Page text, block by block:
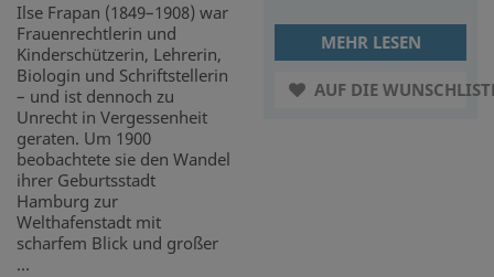
Ilse Frapan (1849–1908) war
Frauenrechtlerin und
Kinderschützerin, Lehrerin,
Biologin und Schriftstellerin
– und ist dennoch zu
Unrecht in Vergessenheit
geraten. Um 1900
beobachtete sie den Wandel
ihrer Geburtsstadt
Hamburg zur
Welthafenstadt mit
scharfem Blick und großer
...
MEHR LESEN
AUF DIE